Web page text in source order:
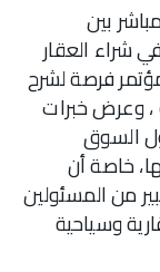
بين
شراء العقار
فرصة لشرح
، وعرض خبرات
السوق
خاصة أن
من المسئولين
وسياحية